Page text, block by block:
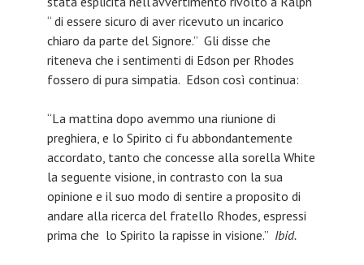
“ di essere sicuro di aver ricevuto un incarico
chiaro da parte del Signore.” Gli disse che
riteneva che i sentimenti di Edson per Rhodes
fossero di pura simpatia. Edson così continua:
“La mattina dopo avemmo una riunione di
preghiera, e lo Spirito ci fu abbondantemente
accordato, tanto che concesse alla sorella White
la seguente visione, in contrasto con la sua
opinione e il suo modo di sentire a proposito di
andare alla ricerca del fratello Rhodes, espressi
prima che lo Spirito la rapisse in visione.” Ibid.